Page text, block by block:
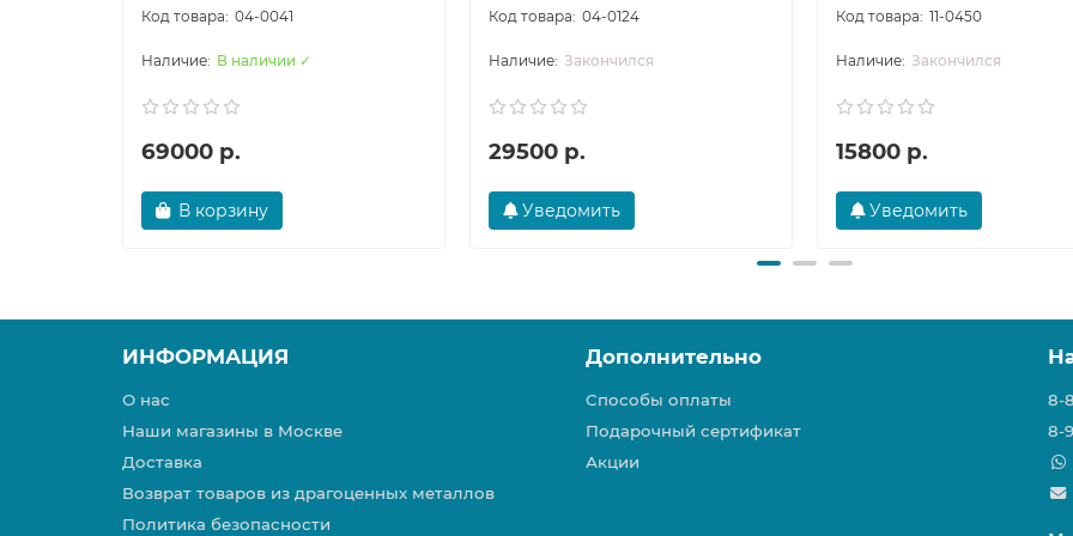
04-0041
В наличии ✓
69000 р.
В корзину
04-0124
Закончился
29500 р.
Уведомить
11-0450
Закончился
15800 р.
Уведомить
ИНФОРМАЦИЯ
О нас
Наши магазины в Москве
Доставка
Возврат товаров из драгоценных металлов
Политика безопасности
Дополнительно
Способы оплаты
Подарочный сертификат
Акции
8-
8-